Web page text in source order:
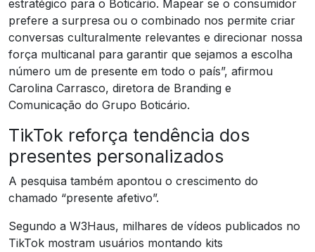
estratégico para o Boticário. Mapear se o consumidor
prefere a surpresa ou o combinado nos permite criar
conversas culturalmente relevantes e direcionar nossa
força multicanal para garantir que sejamos a escolha
número um de presente em todo o país”, afirmou
Carolina Carrasco, diretora de Branding e
Comunicação do Grupo Boticário.
TikTok reforça tendência dos
presentes personalizados
A pesquisa também apontou o crescimento do
chamado “presente afetivo”.
Segundo a W3Haus, milhares de vídeos publicados no
TikTok mostram usuários montando kits